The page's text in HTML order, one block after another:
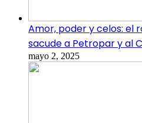
Amor, poder y celos: el
sacude a Petropar y al
mayo 2, 2025